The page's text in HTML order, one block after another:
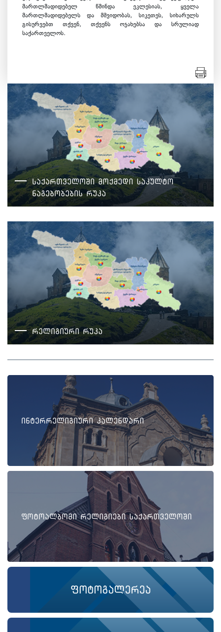
მართლმადიდებელ წმინდა ეკლესიას, ყველა
მართლმადიდებელს და მშვიდობას, სიკეთეს, სიხარულს
გისურვებთ თქვენ, თქვენს ოჯახებსა და სრულიად
საქართველოს.
საქართველოში მოქმედი საკულტო
ნაგებობების რუკა
რელიგიური რუკა
ინტერრელიგიური კალენდარი
ფოტოალბომი რელიგიები საქართველოში
ფოტოგალერეა